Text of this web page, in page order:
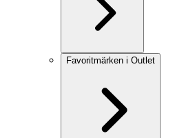
Favoritmärken i Outlet